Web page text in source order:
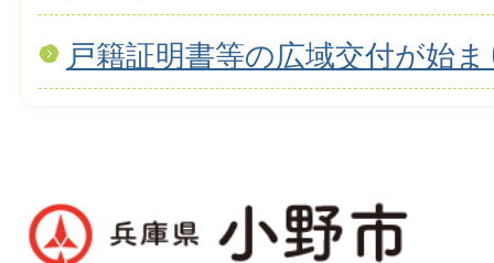
戸籍証明書等の広域交付が始